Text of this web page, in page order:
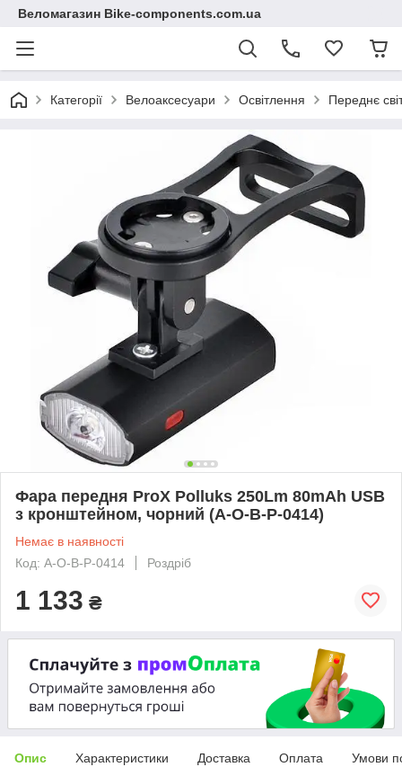
Веломагазин Bike-components.com.ua
Категорії Велоаксесуари Освітлення Переднє
Фара передня ProX Polluks 250Lm 80mAh USB
з кронштейном, чорний (A-O-B-P-0414)
Немає в наявності
Код: A-O-B-P-0414
Роздріб
1 133 ₴
Опис Характеристики Доставка Оплата Умови